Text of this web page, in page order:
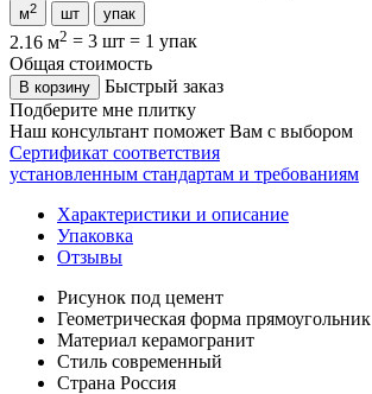
м2 шт упак
2.16 м2 = 3 шт = 1 упак
Общая стоимость
В корзину
Быстрый заказ
Подберите мне плитку
Наш консультант поможет Вам с выбором
Сертификат соответствия
установленным стандартам и требованиям
Характеристики и описание
Упаковка
Отзывы
Рисунок под цемент
Геометрическая форма прямоугольник
Материал керамогранит
Стиль современный
Страна Россия